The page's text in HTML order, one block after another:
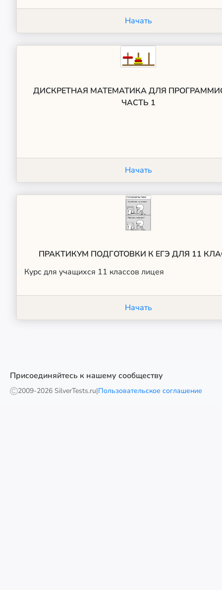
Начать
ДИСКРЕТНАЯ МАТЕМАТИКА ДЛЯ
ЧАСТЬ 1
Начать
ПРАКТИКУМ ПОДГОТОВКИ К ЕГЭ ДЛЯ 11
Курс для учащихся 11 классов лицея
Начать
Присоединяйтесь к нашему сообществу
2009-2026 SilverTests.ru|Пользовательское соглашение